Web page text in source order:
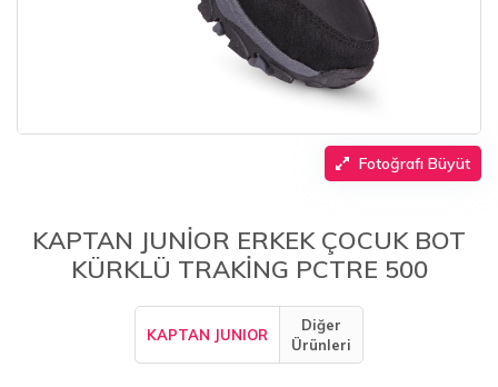
Fotoğrafı Büyüt
KAPTAN JUNİOR ERKEK ÇOCUK BOT
KÜRKLÜ TRAKİNG PCTRE 500
KAPTAN JUNIOR
Diğer
Ürünleri